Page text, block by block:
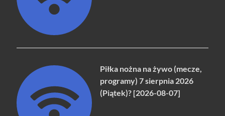
Piłka nożna na żywo (mecze,
programy) 7 sierpnia 2026
(Piątek)? [2026-08-07]